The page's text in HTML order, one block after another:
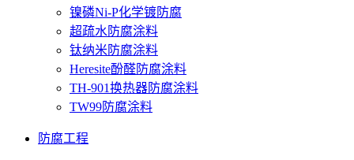
镍磷Ni-P化学镀防腐
超疏水防腐涂料
钛纳米防腐涂料
Heresite酚醛防腐涂料
TH-901换热器防腐涂料
TW99防腐涂料
防腐工程